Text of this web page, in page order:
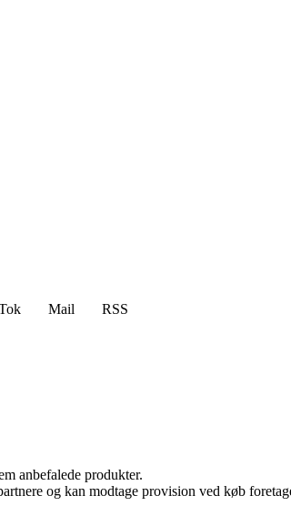
Mail
RSS
anbefalede produkter.
og kan modtage provision ved køb